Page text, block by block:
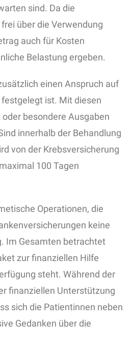
sind. Da die
über die Verwendung
auch für Kosten
Belastung ergeben.
einen Anspruch auf
ist. Mit diesen
besondere Ausgaben
innerhalb der Behandlung
von der Krebsversicherung
100 Tagen
Operationen, die
keine
Im Gesamten betrachtet
zur finanziellen Hilfe
steht. Während der
finanziellen Unterstützung
sich die Patientinnen neben
Gedanken über die